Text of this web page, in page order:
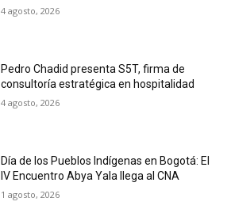
4 agosto, 2026
Pedro Chadid presenta S5T, firma de
consultoría estratégica en hospitalidad
4 agosto, 2026
Día de los Pueblos Indígenas en Bogotá: El
IV Encuentro Abya Yala llega al CNA
1 agosto, 2026